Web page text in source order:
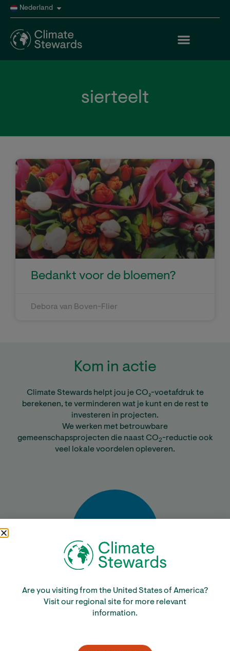
Nederland
sierteelt
Bedankt voor de bloemen?
Debora van Boven-Flier
Kom in actie
Climate Stewards helpt jou je CO₂-voetafdruk te
berekenen, te verminderen wat je kunt en de rest te
investeren in projecten.
We werken met betrouwbare
gemeenschapsprojecten die naast CO2-reductie ook
veel lokale voordelen opleveren.
Bereken
Are you visiting from the United States of America?
Visit our regional site for more relevant
information.